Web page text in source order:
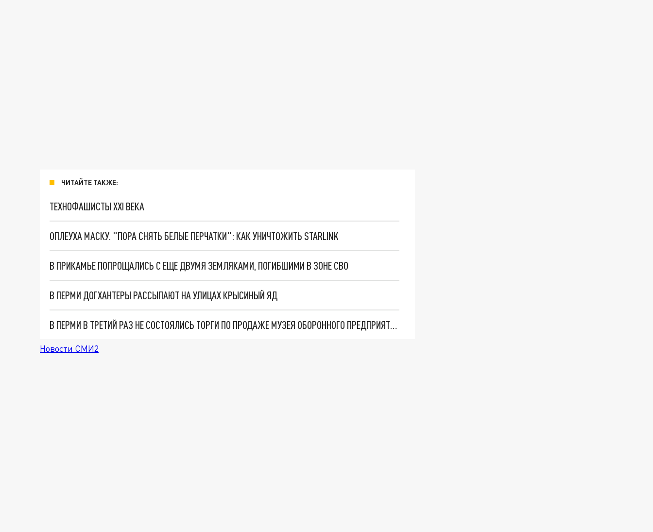
ЧИТАЙТЕ ТАКЖЕ:
ТЕХНОФАШИСТЫ XXI ВЕКА
ОПЛЕУХА МАСКУ. "ПОРА СНЯТЬ БЕЛЫЕ ПЕРЧАТКИ": КАК УНИЧТОЖИТЬ STARLINK
В ПРИКАМЬЕ ПОПРОЩАЛИСЬ С ЕЩЕ ДВУМЯ ЗЕМЛЯКАМИ, ПОГИБШИМИ В ЗОНЕ СВО
В ПЕРМИ ДОГХАНТЕРЫ РАССЫПАЮТ НА УЛИЦАХ КРЫСИНЫЙ ЯД
В ПЕРМИ В ТРЕТИЙ РАЗ НЕ СОСТОЯЛИСЬ ТОРГИ ПО ПРОДАЖЕ МУЗЕЯ ОБОРОННОГО ПРЕДПРИЯТИЯ
Новости СМИ2